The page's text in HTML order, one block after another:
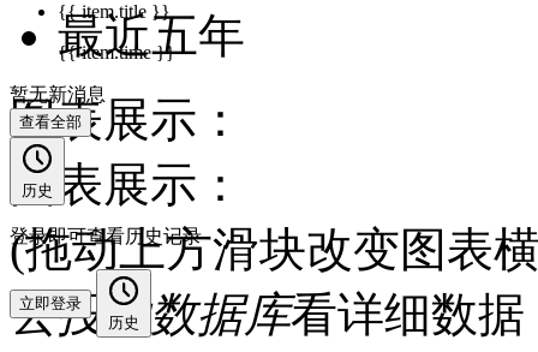
{{ item.title }}
{{ item.time }}
暂无新消息
查看全部
历史
登录即可查看历史记录
立即登录
历史
最近五年
图表展示：
图表展示：
(拖动上方滑块改变图表
去投融数据库看详细数据